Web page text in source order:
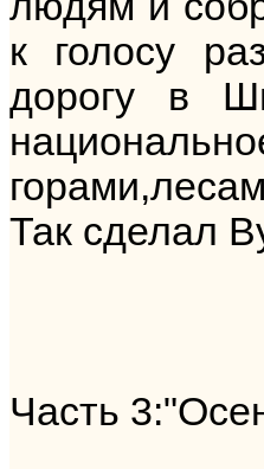
к голосу
дорогу в
Так сделал
Часть